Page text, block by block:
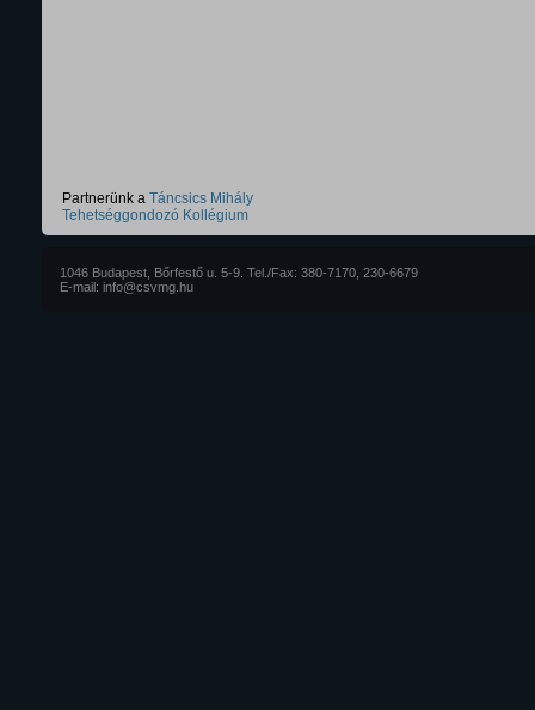
Partnerünk a Táncsics Mihály
Tehetséggondozó Kollégium
1046 Budapest, Bőrfestő u. 5-9. Tel./Fax: 380-7170, 230-6679
E-mail: info@csvmg.hu